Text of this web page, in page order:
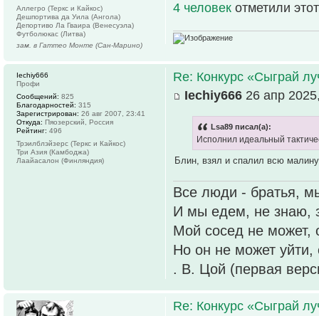
4 человек отметили
Аллегро (Теркс и Кайкос)
Дешпортива да Уила (Ангола)
Депортиво Ла Гваира (Венесуэла)
Футболюкас (Литва)
зам. в Гаттео Монте (Сан-Марино)
Re: Конкурс «Сыграй
Iechiy666 26 апр
Lsa89 писал(а):
Исполнил идеальный
Блин, взял и спалил всю
Все люди - братья,
И мы едем, не знаю,
Мой сосед не может,
Но он не может
. В. Цой (первая
Iechiy666
Профи
Сообщений: 825
Благодарностей: 315
Зарегистрирован: 26 авг 2007, 23:41
Откуда: Пяозерский, Россия
Рейтинг: 496
Трэилблэйзерс (Теркс и Кайкос)
Три Азия (Камбоджа)
Лаайасалон (Финляндия)
Re: Конкурс «Сыграй